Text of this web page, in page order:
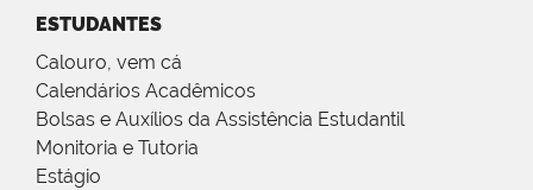
ESTUDANTES
Calouro, vem cá
Calendários Acadêmicos
Bolsas e Auxílios da Assistência Estudantil
Monitoria e Tutoria
Estágio